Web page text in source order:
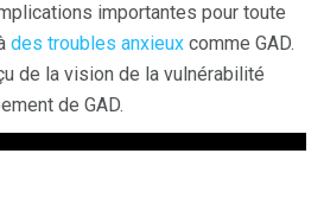
importantes pour toute
des troubles anxieux comme GAD.
de la vision de la vulnérabilité
de GAD.